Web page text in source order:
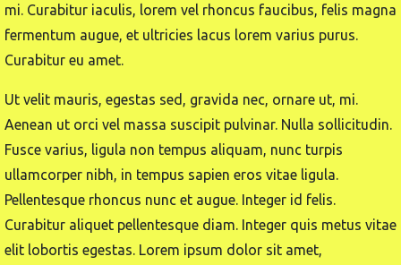
mi. Curabitur iaculis, lorem vel rhoncus faucibus, felis magna
fermentum augue, et ultricies lacus lorem varius purus.
Curabitur eu amet.
Ut velit mauris, egestas sed, gravida nec, ornare ut, mi.
Aenean ut orci vel massa suscipit pulvinar. Nulla sollicitudin.
Fusce varius, ligula non tempus aliquam, nunc turpis
ullamcorper nibh, in tempus sapien eros vitae ligula.
Pellentesque rhoncus nunc et augue. Integer id felis.
Curabitur aliquet pellentesque diam. Integer quis metus vitae
elit lobortis egestas. Lorem ipsum dolor sit amet,